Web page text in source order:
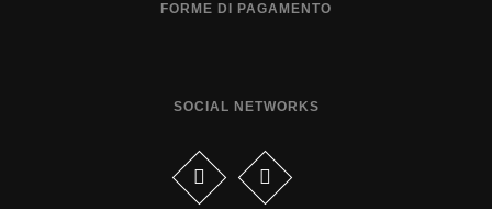
FORME DI PAGAMENTO
SOCIAL NETWORKS